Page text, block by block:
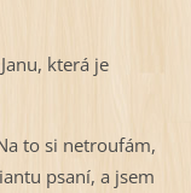
která je
to si netroufám,
psaní, a jsem